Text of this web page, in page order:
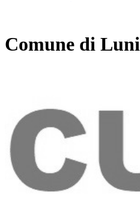
Comune di Luni